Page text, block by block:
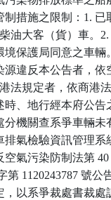
制措施之限制：1.
柴油大客（貨）車。
境保護局同意之車
源違反本公告者，依
法規定者，依商港
時、地行經本府公
分機關查系爭車輛未
排氣檢驗資訊管理
氣污染防制法第 40
字第 1120243787 號
定，以系爭裁處書裁